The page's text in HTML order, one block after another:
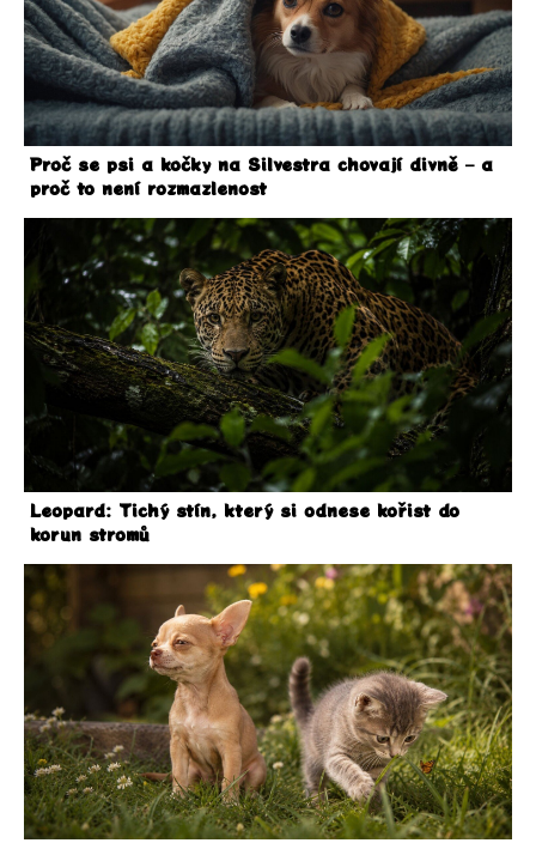
Proč se psi a kočky na Silvestra chovají divně – a
proč to není rozmazlenost
Leopard: Tichý stín, který si odnese kořist do
korun stromů